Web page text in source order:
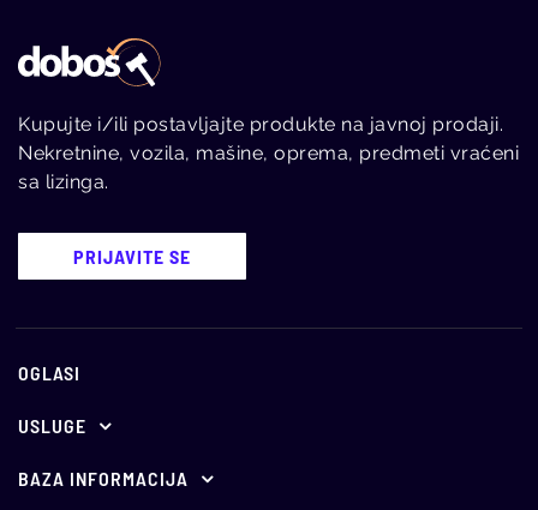
Kupujte i/ili postavljajte produkte na javnoj prodaji.
Nekretnine, vozila, mašine, oprema, predmeti vraćeni
sa lizinga.
PRIJAVITE SE
OGLASI
USLUGE
Ponuda za oglašavanje
BAZA INFORMACIJA